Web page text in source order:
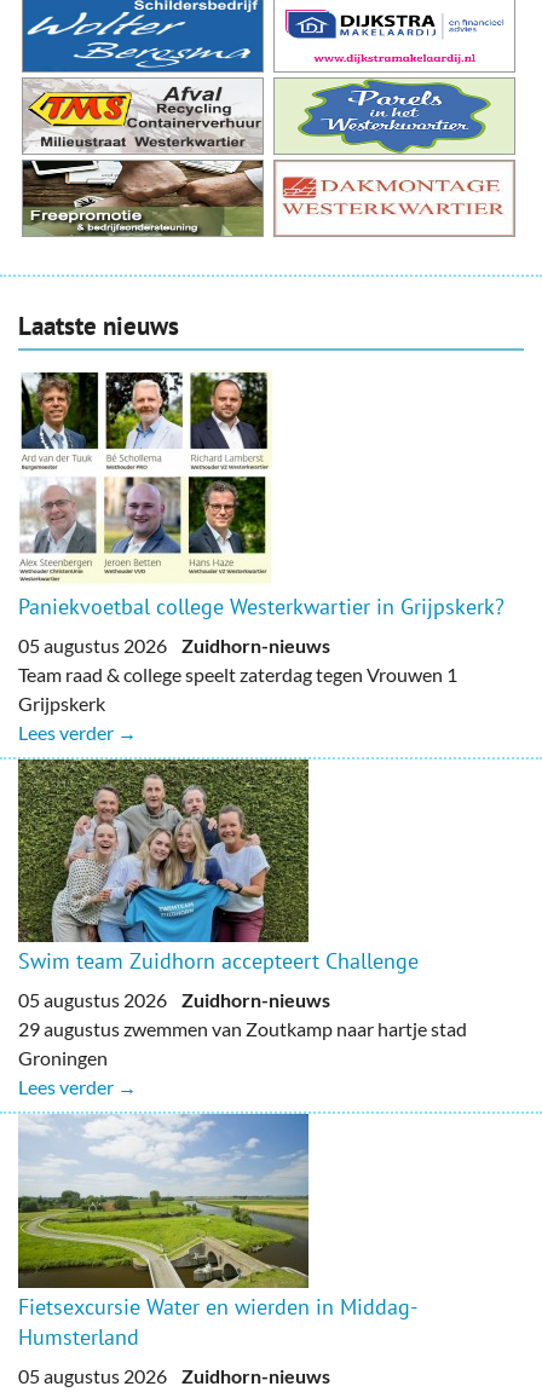
Laatste nieuws
Paniekvoetbal college Westerkwartier in Grijpskerk?
05 augustus 2026 Zuidhorn-nieuws
Team raad & college speelt zaterdag tegen Vrouwen 1
Grijpskerk
Lees verder →
Swim team Zuidhorn accepteert Challenge
05 augustus 2026 Zuidhorn-nieuws
29 augustus zwemmen van Zoutkamp naar hartje stad
Groningen
Lees verder →
Fietsexcursie Water en wierden in Middag-
Humsterland
05 augustus 2026 Zuidhorn-nieuws